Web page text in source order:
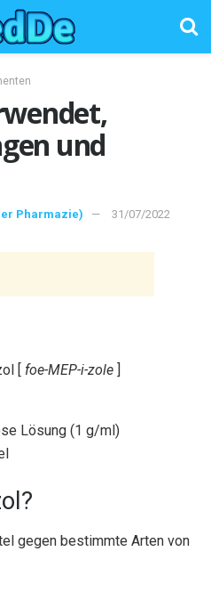
und
Pharmazie) 31/07/2022
[ foe-MEP-i-zole ]
Lösung (1 g/ml)
gegen bestimmte Arten von